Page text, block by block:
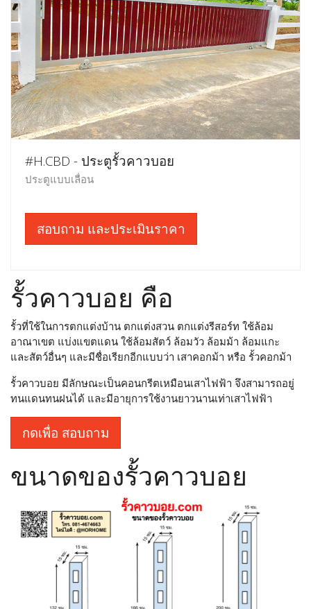
#H.CBD - ประตูรั้วคาวบอย
ประตูแบบเลื่อน
สอบถาม และประเมินราคา
รั้วคาวบอย คือ
รั้วที่ใช้ในการตกแต่งบ้าน ตกแต่งสวน ตกแต่งรีสอร์ท ใช้ล้อม
อาณาเขต แบ่งแขตแดน ใช้ล้อมสัตว์ ล้อมวัว ล้อมม้า ล้อมแกะ
และสัตว์อื่นๆ และมีชื่อเรียกอีกแบบว่า เสาคอกม้า หรือ รั้วคอกม้า
รั้วคาวบอย มีลักษณะเป็นคอนกรีตเหมือนเสาไฟฟ้า จึงสามารถอยู่
ทนแดนทนฝนได้ และมีอายุการใช้งานยาวนานเท่าเสาไฟฟ้า
กดเพื่อ สอบถาม
ขนาดของรั้วคาวบอย